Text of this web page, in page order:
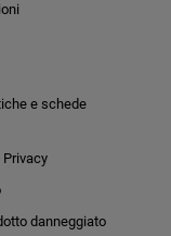
e schede
danneggiato